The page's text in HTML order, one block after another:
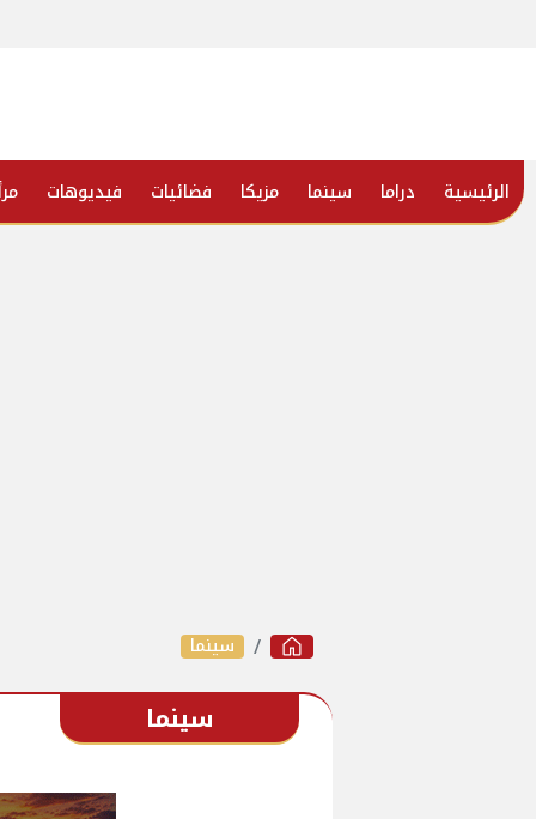
الرئيسية دراما سينما مزيكا فضائيات فيديوهات
سينما
سينما